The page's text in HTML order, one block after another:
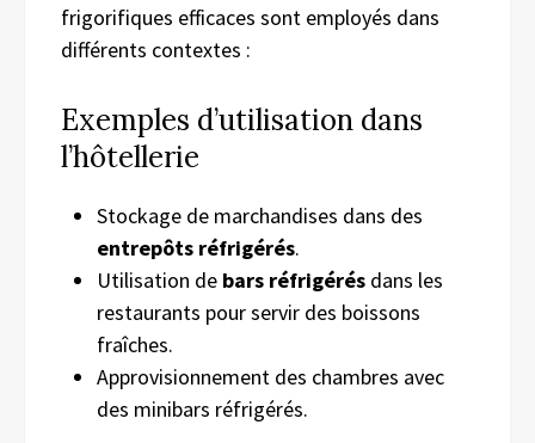
frigorifiques efficaces sont employés dans
différents contextes :
Exemples d’utilisation dans
l’hôtellerie
Stockage de marchandises dans des
entrepôts réfrigérés.
Utilisation de bars réfrigérés dans les
restaurants pour servir des boissons
fraîches.
Approvisionnement des chambres avec
des minibars réfrigérés.